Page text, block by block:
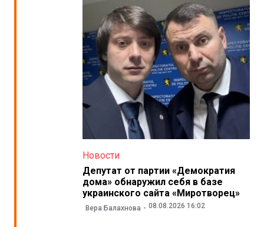
Новости
Депутат от партии «Демократия
дома» обнаружил себя в базе
украинского сайта «Миротворец»
Вера Балахнова 08.08.2026 16:02